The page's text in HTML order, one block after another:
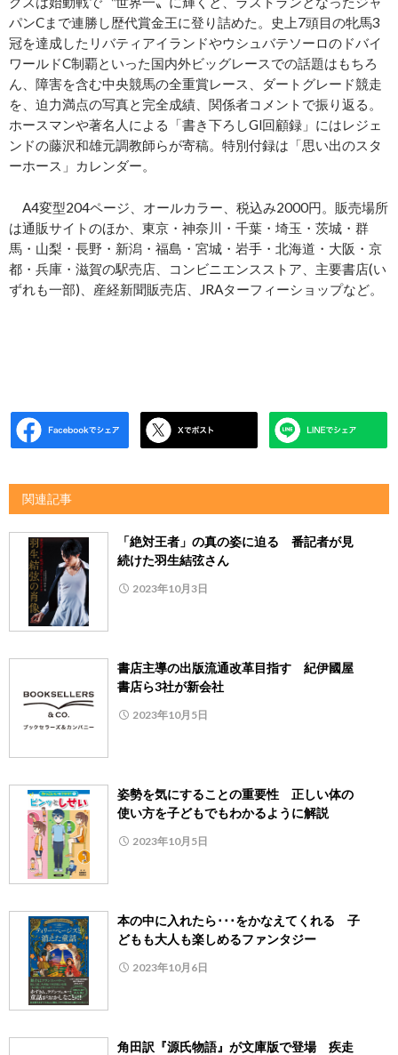
パンCまで連勝し歴代賞金王に登り詰めた。史上7頭目の牝馬3
冠を達成したリバティアイランドやウシュバテソーロのドバイ
ワールドC制覇といった国内外ビッグレースでの話題はもちろ
ん、障害を含む中央競馬の全重賞レース、ダートグレード競走
を、迫力満点の写真と完全成績、関係者コメントで振り返る。
ホースマンや著名人による「書き下ろしGⅠ回顧録」にはレジェ
ンドの藤沢和雄元調教師らが寄稿。特別付録は「思い出のスタ
ーホース」カレンダー。
A4変型204ページ、オールカラー、税込み2000円。販売場所
は通販サイトのほか、東京・神奈川・千葉・埼玉・茨城・群
馬・山梨・長野・新潟・福島・宮城・岩手・北海道・大阪・京
都・兵庫・滋賀の駅売店、コンビニエンスストア、主要書店(い
ずれも一部)、産経新聞販売店、JRAターフィーショップなど。
関連記事
「絶対王者」の真の姿に迫る 番記者が見
続けた羽生結弦さん
2023年10月3日
書店主導の出版流通改革目指す 紀伊國屋
書店ら3社が新会社
2023年10月5日
姿勢を気にすることの重要性 正しい体の
使い方を子どもでもわかるように解説
2023年10月5日
本の中に入れたら･･･をかなえてくれる 子
どもも大人も楽しめるファンタジー
2023年10月6日
角田訳『源氏物語』が文庫版で登場 疾走